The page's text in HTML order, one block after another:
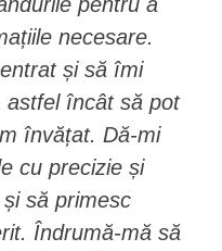
necesare.
și să îmi
astfel încât să pot
învățat. Dă-mi
cu precizie și
să primesc
Îndrumă-mă să